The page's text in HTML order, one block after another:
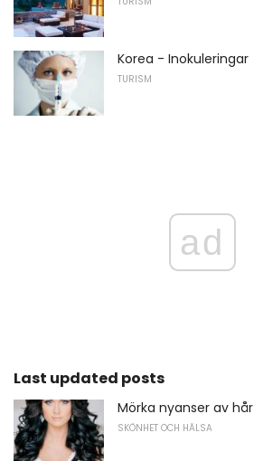
Korea - Inokuleringar
TURISM
ad
Last updated posts
Mörka nyanser av hår
SKÖNHET OCH HÄLSA